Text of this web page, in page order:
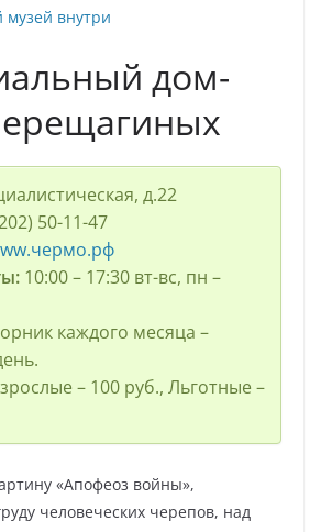
дом-
д.22
50-11-47
10:00 – 17:30 вт-вс, пн –
каждого месяца –
– 100 руб., Льготные –
«Апофеоз войны»,
человеческих черепов, над